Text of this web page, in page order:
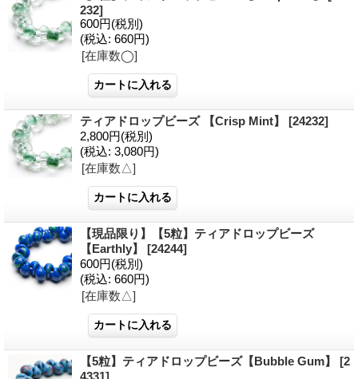
232]
600円(税別)
(税込: 660円)
[在庫数◯]
ティアドロップビーズ 【Crisp Mint】 [24232]
2,800円(税別)
(税込: 3,080円)
[在庫数△]
【現品限り】【5粒】ティアドロップビーズ
【Earthly】 [24244]
600円(税別)
(税込: 660円)
[在庫数△]
【5粒】ティアドロップビーズ【Bubble Gum】 [2
4331]